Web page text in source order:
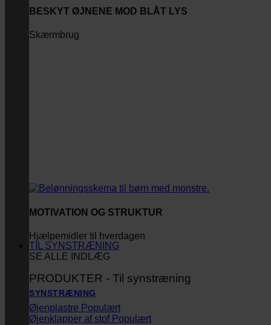
BESKYT ØJNENE MOD BLÅT LYS
Skærmbrug
MOTIVATION OG STRUKTUR
Hjælpemidler til hverdagen
SE ALLE INDLÆG
TIL SYNSTRÆNING
PRODUKTER - Til synstræning
SYNSTRÆNING
Øjenplastre
Øjenklapper af stof